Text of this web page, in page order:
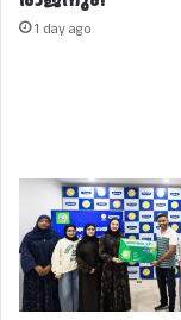
1 day ago